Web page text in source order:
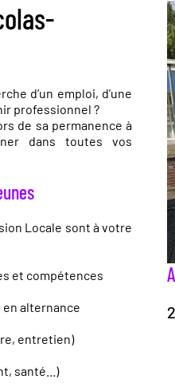
d’un emploi, d’une
professionnel ?
de sa permanence à
dans toutes vos
Locale sont à votre
et compétences
alternance
entretien)
santé...)